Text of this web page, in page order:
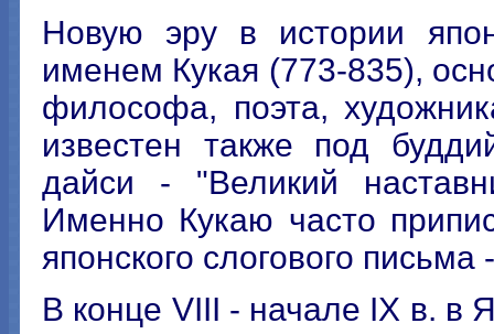
Новую эру в истории
именем Кукая (773-835),
философа, поэта,
известен также под
дайси - "Великий
Именно Кукаю часто
японского слогового письма
В конце VIII - начале IX в. в